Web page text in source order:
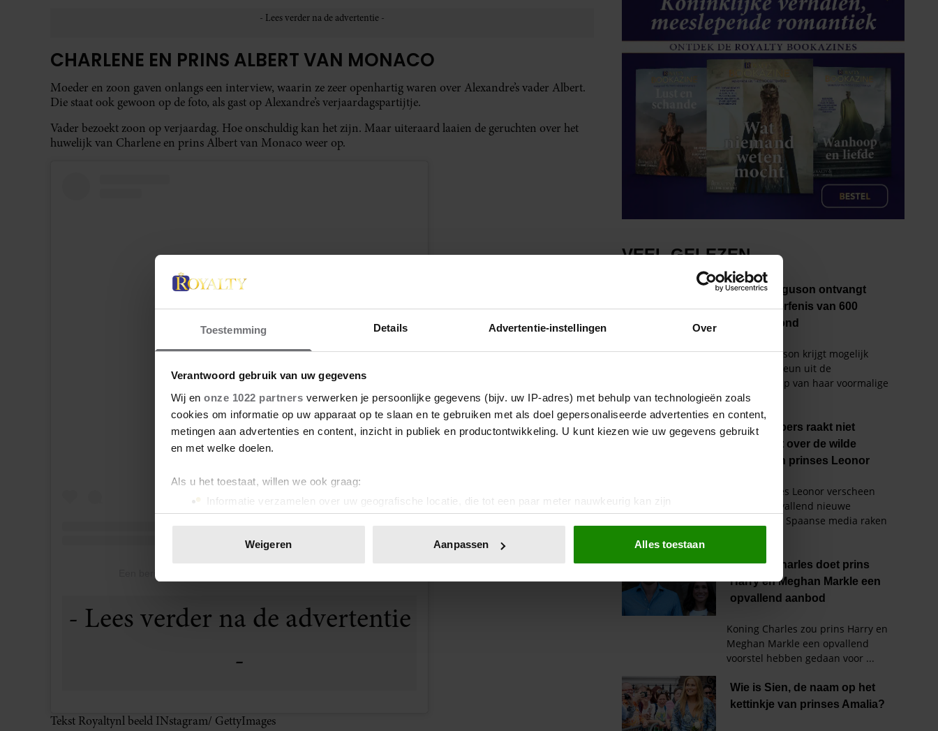
Toestemming Details Advertentie-instellingen Over
Verantwoord gebruik van uw gegevens
Wij en onze 1022 partners verwerken je persoonlijke gegevens (bijv. uw IP-adres) met behulp van technologieën zoals
cookies om informatie op uw apparaat op te slaan en te gebruiken met als doel gepersonaliseerde advertenties en content,
metingen aan advertenties en content, inzicht in publiek en productontwikkeling. U kunt kiezen wie uw gegevens gebruikt
en met welke doelen.
Als u het toestaat, willen we ook graag:
Informatie verzamelen over uw geografische locatie, die tot een paar meter nauwkeurig kan zijn
Uw apparaat identificeren door het actief te scannen op specifieke eigenschappen (fingerprinting)
toestemming op elk moment wijzigen of intrekken in de Cookieverklaring.
We gebruiken cookies om content en advertenties te personaliseren, om functies voor social media te bieden en om ons
websiteverkeer te analyseren. Ook delen we informatie over uw gebruik van onze site met onze partners voor social
media, adverteren en analyse. Deze partners kunnen deze gegevens combineren met andere informatie die u aan ze heeft
verstrekt of die ze hebben verzameld op basis van uw gebruik van hun services. U gaat akkoord met onze cookies als u
Weigeren Aanpassen Alles toestaan
CHARLENE EN PRINS ALBERT VAN MONACO
Moeder en zoon gaven onlangs een interview, waarin ze zeer openhartig waren over Alexandre’s vader Albert.
Die staat ook gewoon op de foto, als gast op Alexandre’s verjaardagspartijtje.
Vader bezoekt zoon op verjaardag. Hoe onschuldig kan het zijn. Maar uiteraard laaien de geruchten over het
huwelijk van Charlene en prins Albert van Monaco weer op.
Tekst Royaltynl beeld INstagram/ GettyImages